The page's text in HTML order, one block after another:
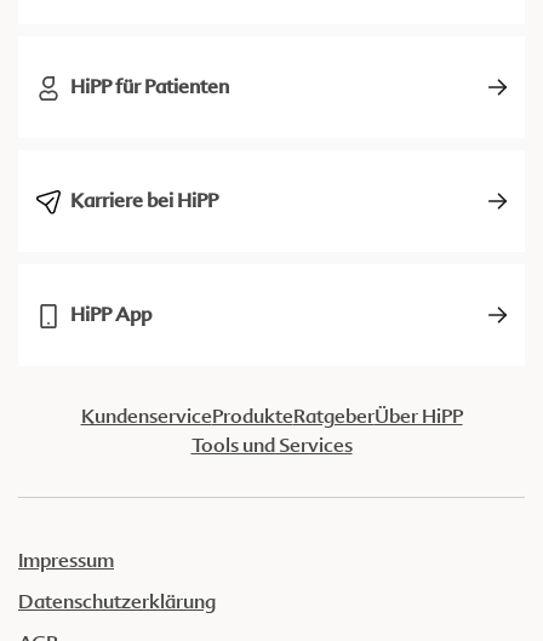
HiPP für Patienten
Karriere bei HiPP
HiPP App
KundenserviceProdukteRatgeberÜber HiPP
Tools und Services
Impressum
Datenschutzerklärung